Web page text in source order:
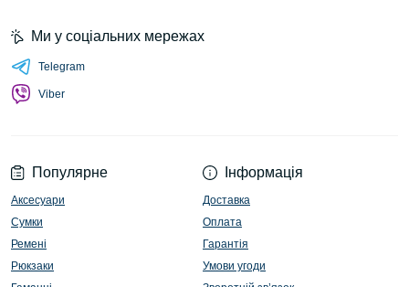
Популярне
Аксесуари
Сумки
Ремені
Рюкзаки
Інформація
Доставка
Оплата
Гарантія
Умови угоди
Ми у соціальних мережах
Telegram
Viber